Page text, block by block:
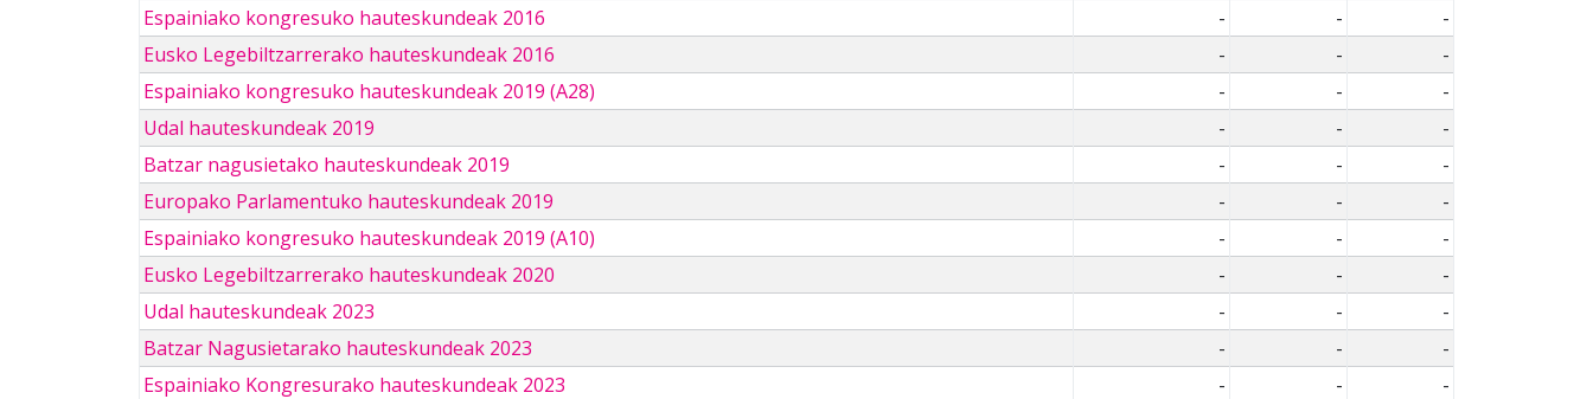
Espainiako kongresuko hauteskundeak 2016
- -
-
Eusko Legebiltzarrerako hauteskundeak 2016
- -
-
Espainiako kongresuko hauteskundeak 2019 (A28)
- -
-
Udal hauteskundeak 2019
- -
-
Batzar nagusietako hauteskundeak 2019
- -
-
Europako Parlamentuko hauteskundeak 2019
- -
-
Espainiako kongresuko hauteskundeak 2019 (A10)
- -
-
Eusko Legebiltzarrerako hauteskundeak 2020
- -
-
Udal hauteskundeak 2023
- -
-
Batzar Nagusietarako hauteskundeak 2023
- -
-
Espainiako Kongresurako hauteskundeak 2023
- -
-